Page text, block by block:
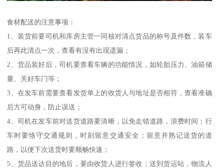
食材配送的注意事项：
1、装货前要司机和库房主管一同核对清点货品的称号及件数，装车
后再此清点一次，查看有没有出现遗漏；
2、货品装好后，司机要查看车辆的功能情况，如轮胎压力、油箱储
量、关好车门等；
3、在发车前需要查看发货单上的收货人与地址是否相符，查看准确
后方可动身，防止误送；
4、司机在发车前对送货道路要清晰，以免走错道路，浪费时间；行
车时要恪守交通规则，时刻留意交通安全；留意并熟记送货的道
路，以便下次送货时要顺畅快速；
5、货品送达目的地后，要由收货人进行签收；送到货运站，物流人